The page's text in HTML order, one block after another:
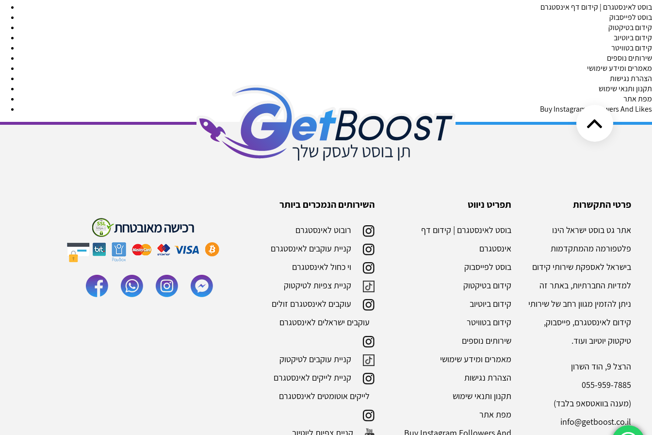
בוסט לאינסטגרם | קידום דף אינסטגרם
בוסט לפייסבוק
קידום בטיקטוק
קידום ביוטיוב
קידום בטוויטר
שירותים נוספים
מאמרים ומידע שימושי
הצהרת נגישות
תקנון ותנאי שימוש
מפת אתר
Buy Instagram Followers And Likes
השירותים הנמכרים ביותר
רובוט לאינסטגרם
קניית עוקבים לאינסטגרם
וי כחול לאינסטגרם
קניית צפיות לטיקטוק
עוקבים לאינסטגרם זולים
עוקבים ישראלים לאינסטגרם
קניית עוקבים לטיקטוק
קניית לייקים לאינסטגרם
לייקים אוטומטים לאינסטגרם
תפריט ניווט
בוסט לאינסטגרם | קידום דף
אינסטגרם
בוסט לפייסבוק
קידום בטיקטוק
קידום ביוטיוב
קידום בטוויטר
שירותים נוספים
מאמרים ומידע שימושי
הצהרת נגישות
תקנון ותנאי שימוש
מפת אתר
פרטי התקשרות
אתר גט בוסט ישראל הינו
פלטפורמה מהמתקדמות
בישראל לאספקת שירותי קידום
למדיות החברתיות, באתר זה
ניתן להזמין מגוון רחב של שירותי
קידום לאינסטגרם, פייסבוק,
טיקטוק יוטיוב ועוד.
הרצל 9, הוד השרון
055-959-7885
(מענה בוואטסאפ בלבד)
info@getboost.co.il